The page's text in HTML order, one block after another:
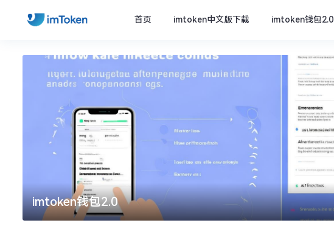
首页 imtoken中文版下载 imtoken钱包2.0
imtoken钱包2.0